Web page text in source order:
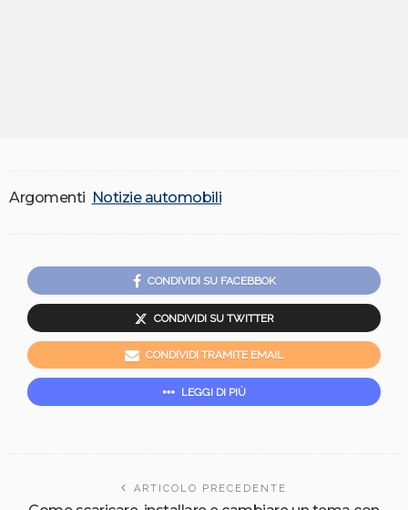
Argomenti Notizie automobili
CONDIVIDI SU FACEBBOK
CONDIVIDI SU TWITTER
CONDIVIDI TRAMITE EMAIL
LEGGI DI PIÙ
ARTICOLO PRECEDENTE